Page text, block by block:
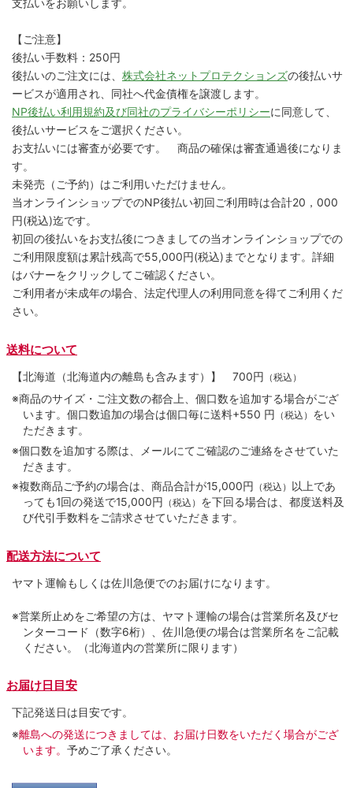
【ご注意】
後払い手数料：250円
後払いのご注文には、 株式会社ネットプロテクションズの後払いサ
ービスが適用され、同社へ代金債権を譲渡します。
NP後払い利用規約及び同社のプライバシーポリシーに同意して、
後払いサービスをご選択ください。
お支払いには審査が必要です。 商品の確保は審査通過後になりま
す。
未発売（ご予約）はご利用いただけません。
当オンラインショップでのNP後払い初回ご利用時は合計20，000
円(税込)迄です。
初回の後払いをお支払後につきましての当オンラインショップでの
ご利用限度額は累計残高で55,000円(税込)までとなります。詳細
はバナーをクリックしてご確認ください。
ご利用者が未成年の場合、法定代理人の利用同意を得てご利用くだ
さい。
送料について
【北海道（北海道内の離島も含みます）】 700円 （税込）
※商品のサイズ・ご注文数の都合上、個口数を追加する場合がござ
います。個口数追加の場合は個口毎に送料+550 円 （税込） をい
ただきます。
※個口数を追加する際は、メールにてご確認のご連絡をさせていた
だきます。
※複数商品ご予約の場合は、商品合計が15,000円 （税込） 以上であ
っても1回の発送で15,000円 （税込） を下回る場合は、都度送料及
び代引手数料をご請求させていただきます。
配送方法について
ヤマト運輸もしくは佐川急便でのお届けになります。
※営業所止めをご希望の方は、ヤマト運輸の場合は営業所名及びセ
ンターコード（数字6桁）、佐川急便の場合は営業所名をご記載
ください。（北海道内の営業所に限ります）
お届け日目安
下記発送日は目安です。
※離島への発送につきましては、お届け日数をいただく場合がござ
います。 予めご了承ください。